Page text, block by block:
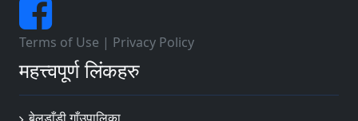
Terms of Use | Privacy Policy
महत्त्वपूर्ण लिंकहरु